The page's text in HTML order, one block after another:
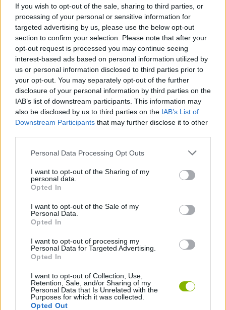
If you wish to opt-out of the sale, sharing to third parties, or
processing of your personal or sensitive information for
targeted advertising by us, please use the below opt-out
section to confirm your selection. Please note that after your
opt-out request is processed you may continue seeing
interest-based ads based on personal information utilized by
us or personal information disclosed to third parties prior to
your opt-out. You may separately opt-out of the further
disclosure of your personal information by third parties on the
IAB’s list of downstream participants. This information may
also be disclosed by us to third parties on the IAB’s List of
Downstream Participants that may further disclose it to other
Personal Data Processing Opt Outs
I want to opt-out of the Sharing of my
personal data.
Opted In
I want to opt-out of the Sale of my
Personal Data.
Opted In
I want to opt-out of processing my
Personal Data for Targeted Advertising.
Opted In
I want to opt-out of Collection, Use,
Retention, Sale, and/or Sharing of my
Personal Data that Is Unrelated with the
Purposes for which it was collected.
Opted Out
jogadores podem utilizar as pistas para os ajudar a responder. O
progresso é monitorizado através de uma barra que se enche à
medida que o jogo é jogado, permitindo que as pistas sejam
desbloqueadas e utilizadas em perguntas futuras.
Quem criou o jogo QuizMania: Trivia?
A inLogic desenvolveu este jogo de perguntas e respostas.
Etiquetas
COLEÇÕES DE JOGOS
JOGOS COM CONQUISTAS
CURIOSIDADES
JOGOS CELULAR